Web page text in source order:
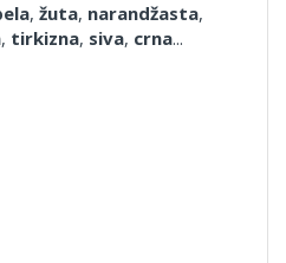
, žuta, narandžasta,
, tirkizna, siva, crna...